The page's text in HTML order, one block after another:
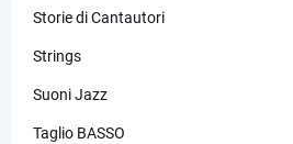
Storie di Cantautori
Strings
Suoni Jazz
Taglio BASSO